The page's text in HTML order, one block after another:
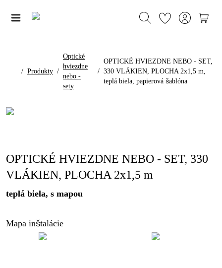
/ Produkty /
Optické
hviezdne
nebo -
sety
/
OPTICKÉ HVIEZDNE NEBO - SET,
330 VLÁKIEN, PLOCHA 2x1,5 m,
teplá biela, papierová šablóna
OPTICKÉ HVIEZDNE NEBO - SET, 330
VLÁKIEN, PLOCHA 2x1,5 m
teplá biela, s mapou
Mapa inštalácie